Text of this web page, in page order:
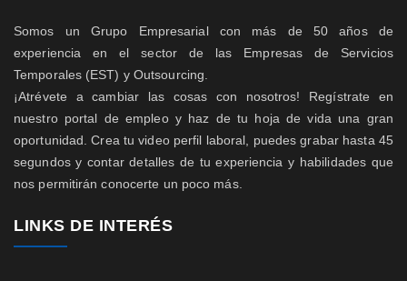
Somos un Grupo Empresarial con más de 50 años de
experiencia en el sector de las Empresas de Servicios
Temporales (EST) y Outsourcing.
¡Atrévete a cambiar las cosas con nosotros! Regístrate en
nuestro portal de empleo y haz de tu hoja de vida una gran
oportunidad. Crea tu video perfil laboral, puedes grabar hasta 45
segundos y contar detalles de tu experiencia y habilidades que
nos permitirán conocerte un poco más.
LINKS DE INTERÉS